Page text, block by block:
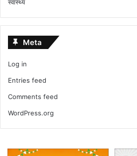
स्वास्थ्य
Meta
Log in
Entries feed
Comments feed
WordPress.org